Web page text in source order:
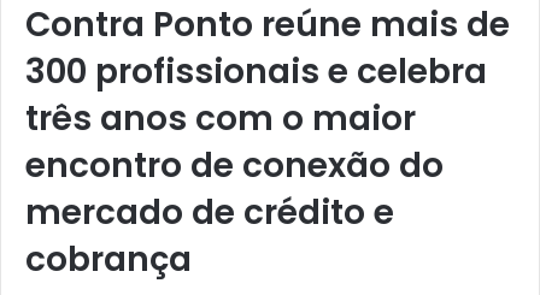
Contra Ponto reúne mais de
300 profissionais e celebra
três anos com o maior
encontro de conexão do
mercado de crédito e
cobrança